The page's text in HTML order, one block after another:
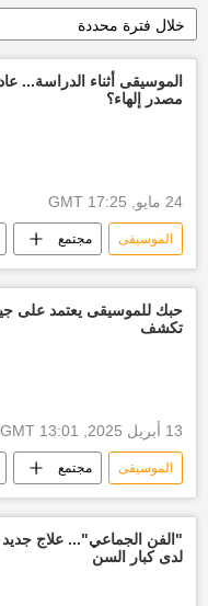
خلال فترة محددة
الموسيقى أثناء الدراسة...
مصدر إلهاء؟
24 مايو, 17:25 GMT
الموسيقى مجتمع
جلسات استماع قراء
ذاكرة
حبك للموسيقى يعتمد على
تكشف
13 أبريل 2025, 13:01 GMT
الموسيقى مجتمع
"الفن الجماعي"... علاج جديد
لدى كبار السن